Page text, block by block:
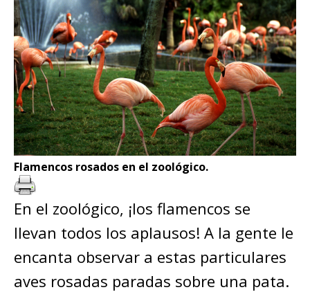
Flamencos rosados en el zoológico.
En el zoológico, ¡los flamencos se
llevan todos los aplausos! A la gente le
encanta observar a estas particulares
aves rosadas paradas sobre una pata.